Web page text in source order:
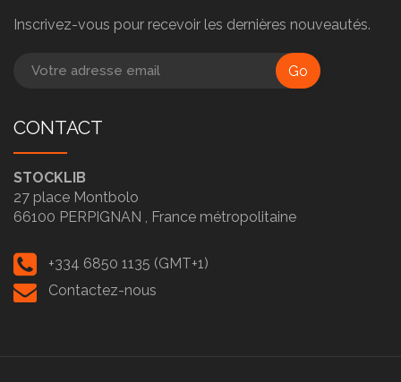
Inscrivez-vous pour recevoir les dernières nouveautés.
Go
CONTACT
STOCKLIB
27 place Montbolo
66100 PERPIGNAN , France métropolitaine
+334 6850 1135 (GMT+1)
Contactez-nous